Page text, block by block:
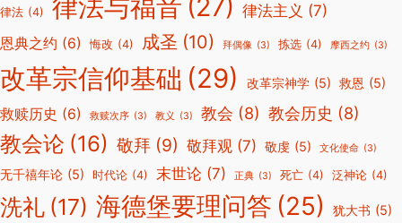
律法 (4) 律法与福音 (27) 律法主义 (7)
恩典之约 (6) 悔改 (4) 成圣 (10) 拜偶像 (3) 拣选 (4) 摩西之约 (3)
改革宗信仰基础 (29) 改革宗神学 (5) 救恩 (5)
救赎历史 (6) 救赎次序 (3) 教义 (3) 教会 (8) 教会历史 (8)
教会论 (16) 敬拜 (9) 敬拜观 (7) 敬虔 (5) 文化使命 (3)
无千禧年论 (5) 时代论 (4) 末世论 (7) 正典 (3) 死亡 (4) 泛神论 (4)
洗礼 (17) 海德堡要理问答 (25) 犹大书 (5)